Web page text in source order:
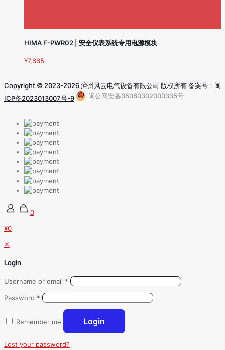
HIMA F-PWR02 | 安全仪表系统专用电源模块
¥7,665
Copyright © 2023-2026 漳州风云电气设备有限公司 版权所有 备案号： 闽
ICP备2023013007号-9
闽公网安备35060302000335号
0
¥0
✕
Login
Username or email *
Password *
Remember me Login
Lost your password?